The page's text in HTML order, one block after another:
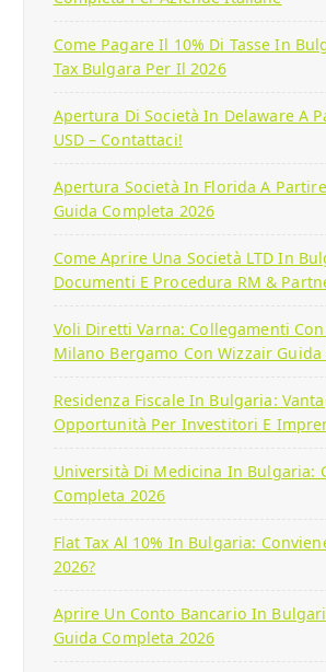
Come Pagare Il 10% Di Tasse In
Tax Bulgara Per Il 2026
Apertura Di Società In Delaware A
USD – Contattaci!
Apertura Società In Florida A Partire
Guida Completa 2026
Come Aprire Una Società LTD In
Documenti E Procedura RM &
Voli Diretti Varna: Collegamenti Con
Milano Bergamo Con Wizzair Guida
Residenza Fiscale In Bulgaria:
Opportunità Per Investitori E
Università Di Medicina In Bulgaria:
Completa 2026
Flat Tax Al 10% In Bulgaria:
2026?
Aprire Un Conto Bancario In
Guida Completa 2026